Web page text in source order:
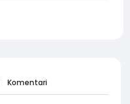
Komentari